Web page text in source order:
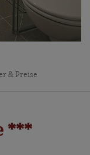
& Preise
***